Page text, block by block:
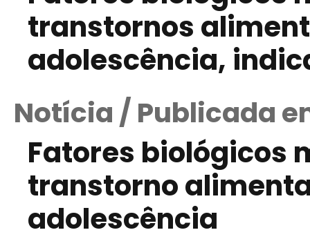
transtornos
adolescência,
Notícia / Publicada
Fatores biológicos
transtorno
adolescência